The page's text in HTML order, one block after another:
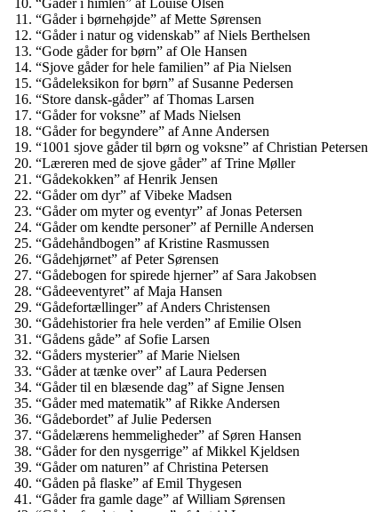
“Gåder i børnehøjde” af Mette Sørensen
“Gåder i natur og videnskab” af Niels Berthelsen
“Gode gåder for børn” af Ole Hansen
“Sjove gåder for hele familien” af Pia Nielsen
“Gådeleksikon for børn” af Susanne Pedersen
“Store dansk-gåder” af Thomas Larsen
“Gåder for voksne” af Mads Nielsen
“Gåder for begyndere” af Anne Andersen
“1001 sjove gåder til børn og voksne” af Christian Petersen
“Læreren med de sjove gåder” af Trine Møller
“Gådekokken” af Henrik Jensen
“Gåder om dyr” af Vibeke Madsen
“Gåder om myter og eventyr” af Jonas Petersen
“Gåder om kendte personer” af Pernille Andersen
“Gådehåndbogen” af Kristine Rasmussen
“Gådehjørnet” af Peter Sørensen
“Gådebogen for spirede hjerner” af Sara Jakobsen
“Gådeeventyret” af Maja Hansen
“Gådefortællinger” af Anders Christensen
“Gådehistorier fra hele verden” af Emilie Olsen
“Gådens gåde” af Sofie Larsen
“Gåders mysterier” af Marie Nielsen
“Gåder at tænke over” af Laura Pedersen
“Gåder til en blæsende dag” af Signe Jensen
“Gåder med matematik” af Rikke Andersen
“Gådebordet” af Julie Pedersen
“Gådelærens hemmeligheder” af Søren Hansen
“Gåder for den nysgerrige” af Mikkel Kjeldsen
“Gåder om naturen” af Christina Petersen
“Gåden på flaske” af Emil Thygesen
“Gåder fra gamle dage” af William Sørensen